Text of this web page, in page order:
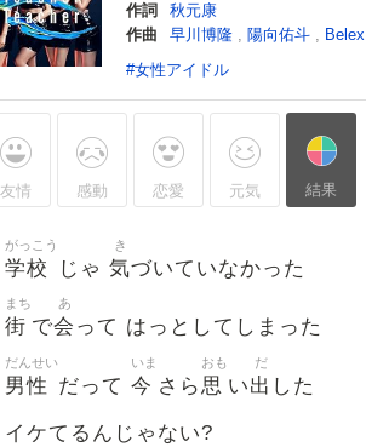
作詞
秋元康
作曲
早川博隆 , 陽向佑斗 , Belex
#女性アイドル
友情 感動 恋愛 元気 結果
学校
がっこう
じゃ 気
き
づいていなかった
街
まち
で会
あ
って はっとしてしまった
男性
だんせい
だって 今
いま
さら 思
おも
い出
だ
した
イケてるんじゃない?